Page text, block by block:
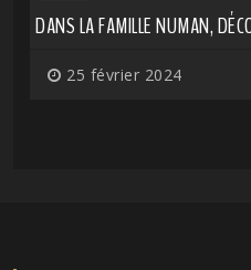
DANS LA FAMILLE NUMAN,
25 février 2024